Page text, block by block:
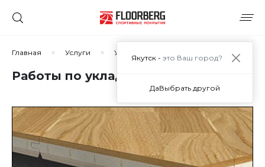
Главная Услуги Укладка спортивного паркета
Работы по укладке паркета
Якутск - это Ваш город?
ДаВыбрать другой